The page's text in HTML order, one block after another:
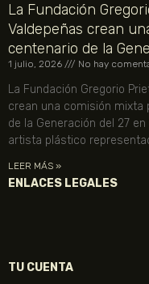
La Fundación
Valdepeñas crean
centenario de la
1 julio, 2026 No hay
La Fundación Gregorio
crean una comisión mixta
de la Generación del 27
artista plástico
LEER MÁS »
ENLACES LEGALES
TU CUENTA